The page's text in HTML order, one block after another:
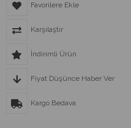
Favorilere Ekle
Karşılaştır
İndirimli Ürün
Fiyat Düşünce Haber Ver
Kargo Bedava